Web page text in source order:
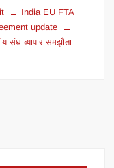
India EU FTA
update
संघ व्यापार समझौता